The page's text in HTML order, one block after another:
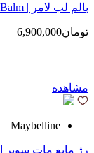
بالم لب لامر | La Mer The Lip Balm
تومان6,900,000
مشاهده
Maybelline